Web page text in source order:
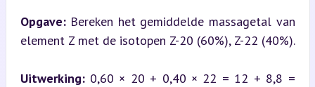
Opgave: Bereken het gemiddelde massagetal van
element Z met de isotopen Z-20 (60%), Z-22 (40%).
Uitwerking: